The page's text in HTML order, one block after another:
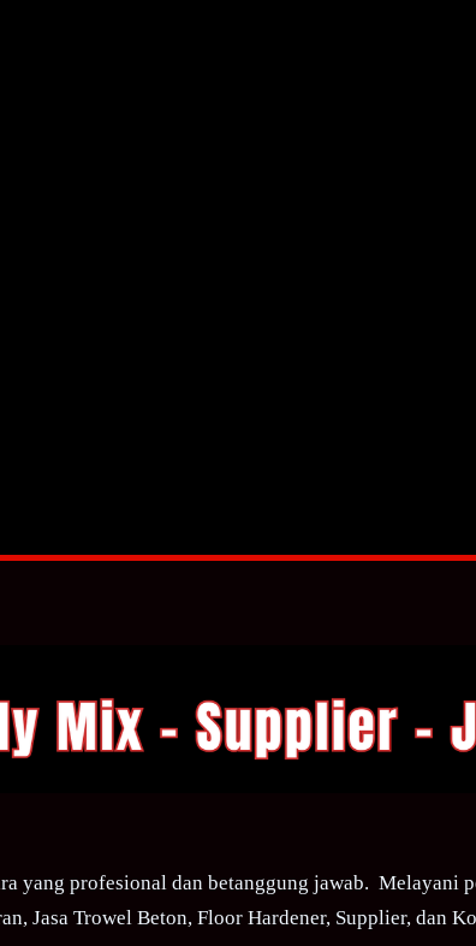
yang profesional dan betanggung jawab. Melayani
Jasa Trowel Beton, Floor Hardener, Supplier, dan